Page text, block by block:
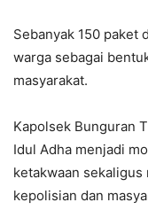
Sebanyak 150 paket
warga sebagai
masyarakat.
Kapolsek Bunguran
Idul Adha menjadi
ketakwaan
kepolisian dan